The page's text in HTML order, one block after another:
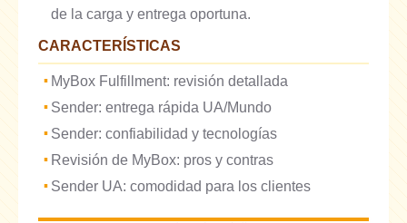
de la carga y entrega oportuna.
CARACTERÍSTICAS
MyBox Fulfillment: revisión detallada
Sender: entrega rápida UA/Mundo
Sender: confiabilidad y tecnologías
Revisión de MyBox: pros y contras
Sender UA: comodidad para los clientes